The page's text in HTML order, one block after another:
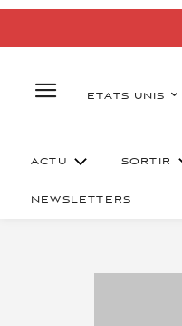
ETATS UNIS
ACTU SORTIR
NEWSLETTERS